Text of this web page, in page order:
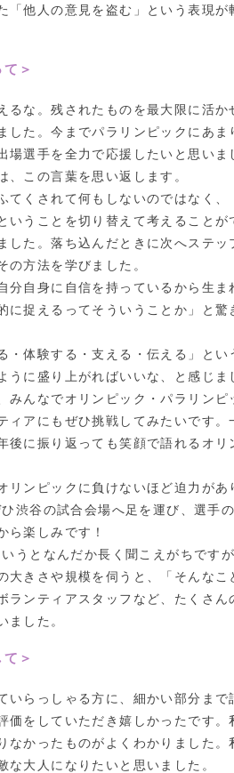
「他人の意見を盗む」という表現
＞
るな。残されたものを最大限に活か
した。今までパラリンピックにあま
場選手を全力で応援したいと思いま
、この言葉を思い返します。
てくされて何もしないのではなく、
いうことを切り替えて考えることが
した。落ち込んだときに次へステッ
の方法を学びました。
分自身に自信を持っているから生ま
に捉えるってそういうことか」と驚
・体験する・支える・伝える」とい
うに盛り上がればいいな、と感じま
みんなでオリンピック・パラリンピ
ィアにもぜひ挑戦してみたいです。
後に振り返っても笑顔で語れるオ
リンピックに負けないほど迫力が
渋谷の試合会場へ足を運び、選手
ら楽しみです！
うとなんだか長く聞こえがちです
大きさや規模を伺うと、「そんな
ランティアスタッフなど、たくさ
ました。
＞
いらっしゃる方に、細かい部分まで
価をしていただき嬉しかったです。
なかったものがよくわかりました。
な大人になりたいと思いました。